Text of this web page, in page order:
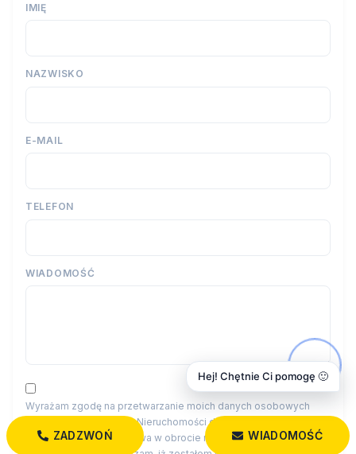
IMIĘ
NAZWISKO
E-MAIL
TELEFON
WIADOMOŚĆ
Wyrażam zgodę na przetwarzanie moich danych osobowych
przez firmę Dobry Dom Nieruchomości dla celów związanych z
działalnością pośrednictwa w obrocie nieruchomościami,
ZADZWOŃ WIADOMOŚĆ
Hej! Chętnie Ci pomogę 🙂